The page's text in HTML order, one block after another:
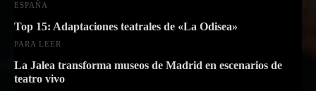
ESPAÑA
Top 15: Adaptaciones teatrales de «La Odisea»
PARA LEER
La Jalea transforma museos de Madrid en escenarios de
teatro vivo